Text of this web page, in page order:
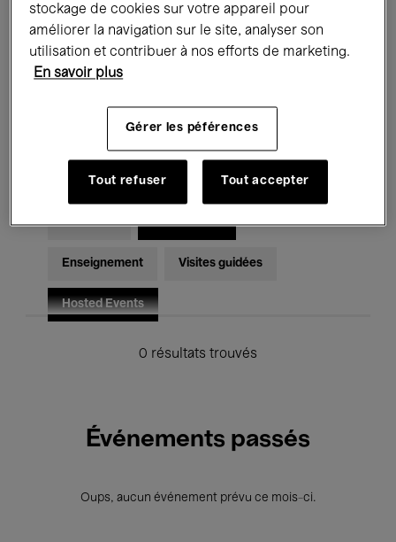
Expositions Films Performances
Rencontres & Débats
Musique classique Global Music
Musique électronique
Pour tous Kids’ Palace
Enseignement Visites guidées
Hosted Events
0 résultats trouvés
Événements passés
Oups, aucun événement prévu ce mois-ci.
stockage de cookies sur votre appareil pour
améliorer la navigation sur le site, analyser son
utilisation et contribuer à nos efforts de marketing.
En savoir plus
Gérer les péférences
Tout refuser Tout accepter